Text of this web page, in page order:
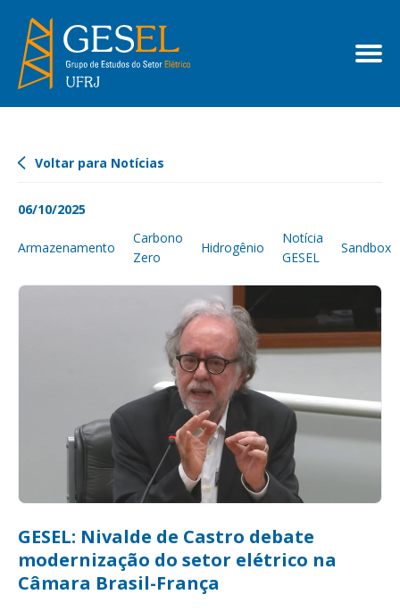
Voltar para Notícias
06/10/2025
Armazenamento
Carbono
Zero
Hidrogênio
Notícia
GESEL
Sandbox
GESEL: Nivalde de Castro debate
modernização do setor elétrico na
Câmara Brasil-França